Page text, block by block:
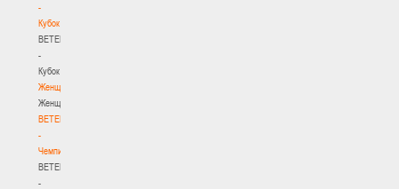
-
Кубок
BETERA
-
Кубок
Женщины
Женщины
BETERA
-
Чемпионат
BETERA
-